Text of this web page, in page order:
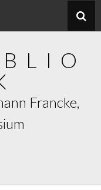
Francke,